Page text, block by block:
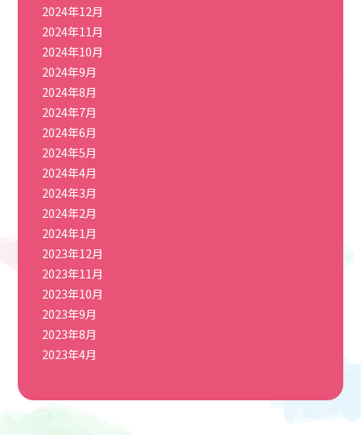
2024年12月
2024年11月
2024年10月
2024年9月
2024年8月
2024年7月
2024年6月
2024年5月
2024年4月
2024年3月
2024年2月
2024年1月
2023年12月
2023年11月
2023年10月
2023年9月
2023年8月
2023年4月